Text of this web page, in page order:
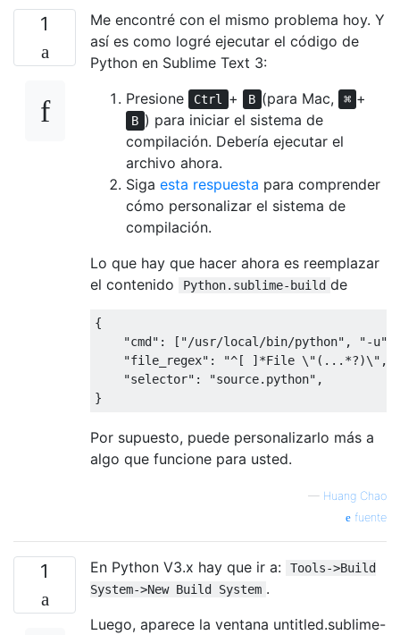
1
Me encontré con el mismo problema hoy. Y
así es como logré ejecutar el código de
Python en Sublime Text 3:
Presione
Ctrl + B (para Mac, ⌘ +
B ) para iniciar el sistema de
compilación. Debería ejecutar el
archivo ahora.
Siga esta respuesta para comprender
cómo personalizar el sistema de
compilación.
Lo que hay que hacer ahora es reemplazar
el contenido
Python.sublime-build de
{
"cmd" : [ "/usr/local/bin/python" , "-u"
"file_regex" :
"^[ ]*File \"(...*?)\",
"selector" : "source.python" ,
}
Por supuesto, puede personalizarlo más a
algo que funcione para usted.
— Huang Chao
fuente
1 En Python V3.x hay que ir a:
Tools->Build
System->New Build System .
Luego, aparece la ventana untitled.sublime-